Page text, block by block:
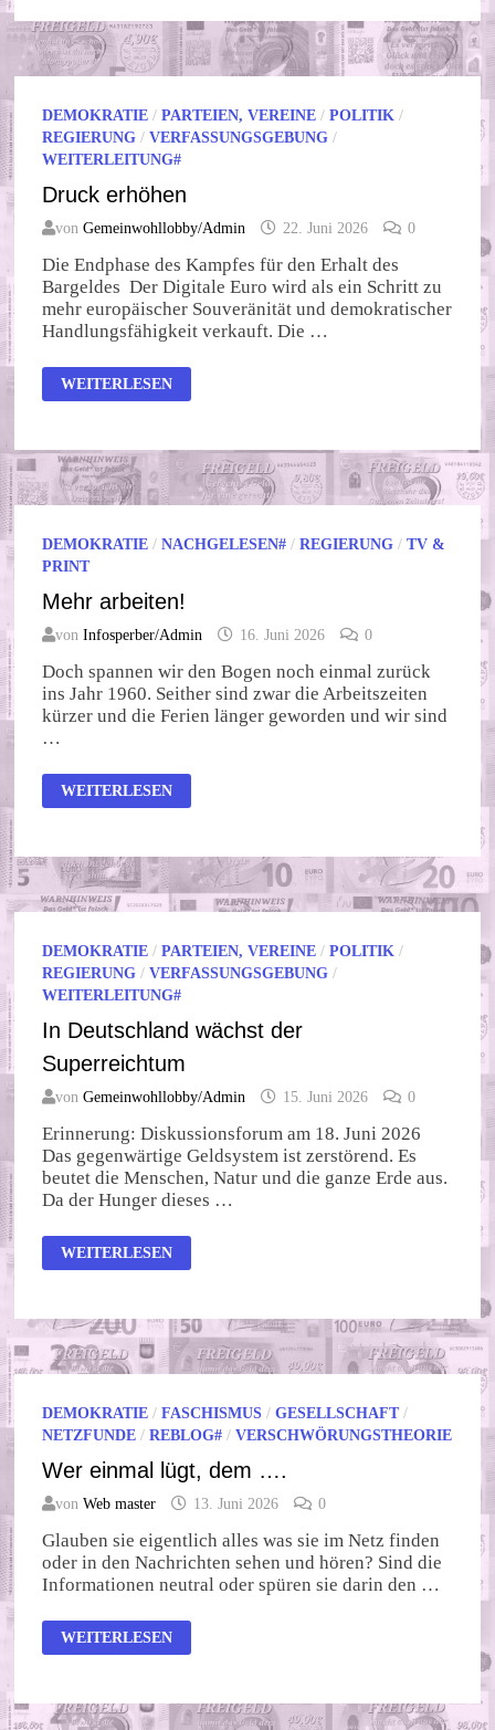
DEMOKRATIE /PARTEIEN, VEREINE /POLITIK /
REGIERUNG /VERFASSUNGSGEBUNG /
WEITERLEITUNG#
Druck erhöhen
vonGemeinwohllobby/Admin 22. Juni 2026 0
Die Endphase des Kampfes für den Erhalt des
Bargeldes Der Digitale Euro wird als ein Schritt zu
mehr europäischer Souveränität und demokratischer
Handlungsfähigkeit verkauft. Die …
DRUCK
ERHÖHEN
WEITERLESEN
DEMOKRATIE /NACHGELESEN# /REGIERUNG /TV &
PRINT
Mehr arbeiten!
vonInfosperber/Admin 16. Juni 2026 0
Doch spannen wir den Bogen noch einmal zurück
ins Jahr 1960. Seither sind zwar die Arbeitszeiten
kürzer und die Ferien länger geworden und wir sind
…
MEHR
ARBEITEN!
WEITERLESEN
DEMOKRATIE /PARTEIEN, VEREINE /POLITIK /
REGIERUNG /VERFASSUNGSGEBUNG /
WEITERLEITUNG#
In Deutschland wächst der
Superreichtum
vonGemeinwohllobby/Admin 15. Juni 2026 0
Erinnerung: Diskussionsforum am 18. Juni 2026
Das gegenwärtige Geldsystem ist zerstörend. Es
beutet die Menschen, Natur und die ganze Erde aus.
Da der Hunger dieses …
IN
DEUTSCHLAND
WEITERLESEN
DEMOKRATIE /FASCHISMUS /GESELLSCHAFT/
NETZFUNDE /REBLOG# /VERSCHWÖRUNGSTHEORIE
Wer einmal lügt, dem ….
vonWeb master 13. Juni 2026 0
Glauben sie eigentlich alles was sie im Netz finden
oder in den Nachrichten sehen und hören? Sind die
Informationen neutral oder spüren sie darin den …
WER
EINMAL
WEITERLESEN